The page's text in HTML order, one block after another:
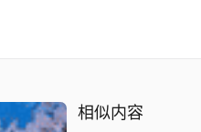
相似内容